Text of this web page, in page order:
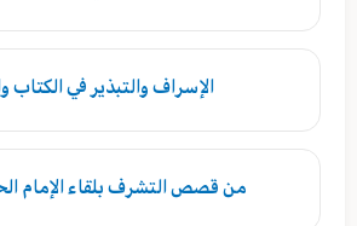
الإسراف والتبذير في الكتاب
من قصص التشرف بلقاء الإمام